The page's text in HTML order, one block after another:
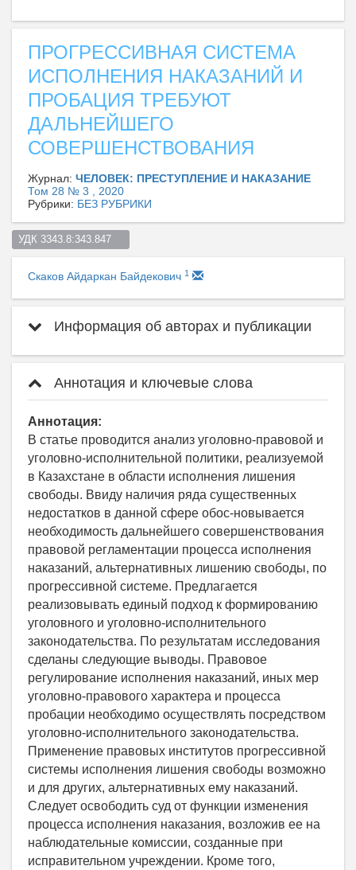
ПРОГРЕССИВНАЯ СИСТЕМА
ИСПОЛНЕНИЯ НАКАЗАНИЙ И
ПРОБАЦИЯ ТРЕБУЮТ
ДАЛЬНЕЙШЕГО
СОВЕРШЕНСТВОВАНИЯ
Журнал: ЧЕЛОВЕК: ПРЕСТУПЛЕНИЕ И НАКАЗАНИЕ
Том 28 № 3 , 2020
Рубрики: БЕЗ РУБРИКИ
УДК 3343.8:343.847
Скаков Айдаркан Байдекович 1
Информация об авторах и публикации
Аннотация и ключевые слова
Аннотация:
В статье проводится анализ уголовно-правовой и
уголовно-исполнительной политики, реализуемой
в Казахстане в области исполнения лишения
свободы. Ввиду наличия ряда существенных
недостатков в данной сфере обос-новывается
необходимость дальнейшего совершенствования
правовой регламентации процесса исполнения
наказаний, альтернативных лишению свободы, по
прогрессивной системе. Предлагается
реализовывать единый подход к формированию
уголовного и уголовно-исполнительного
законодательства. По результатам исследования
сделаны следующие выводы. Правовое
регулирование исполнения наказаний, иных мер
уголовно-правового характера и процесса
пробации необходимо осуществлять посредством
уголовно-исполнительного законодательства.
Применение правовых институтов прогрессивной
системы исполнения лишения свободы возможно
и для других, альтернативных ему наказаний.
Следует освободить суд от функции изменения
процесса исполнения наказания, возложив ее на
наблюдательные комиссии, созданные при
исправительном учреждении. Кроме того,